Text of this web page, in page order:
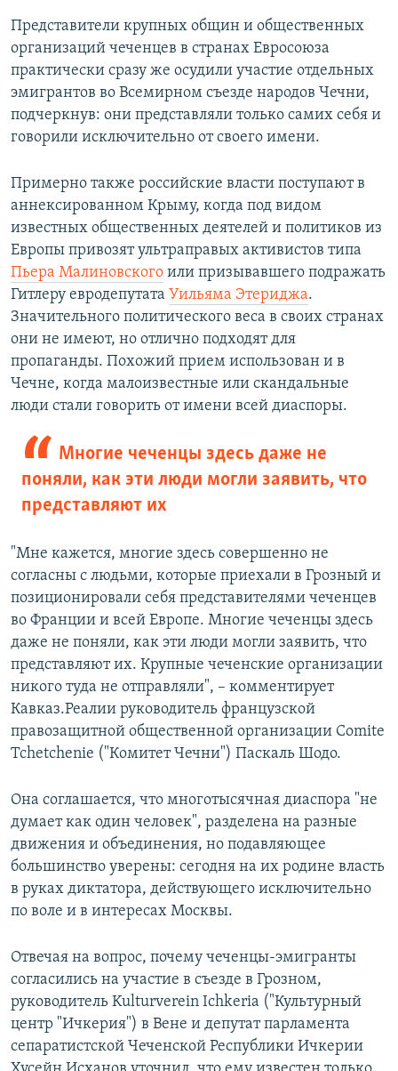
Представители крупных общин и общественных
организаций чеченцев в странах Евросоюза
практически сразу же осудили участие отдельных
эмигрантов во Всемирном съезде народов Чечни,
подчеркнув: они представляли только самих себя и
говорили исключительно от своего имени.
Примерно также российские власти поступают в
аннексированном Крыму, когда под видом
известных общественных деятелей и политиков из
Европы привозят ультраправых активистов типа
Пьера Малиновского или призывавшего подражать
Гитлеру евродепутата Уильяма Этериджа.
Значительного политического веса в своих странах
они не имеют, но отлично подходят для
пропаганды. Похожий прием использован и в
Чечне, когда малоизвестные или скандальные
люди стали говорить от имени всей диаспоры.
Многие чеченцы здесь даже не
поняли, как эти люди могли заявить, что
представляют их
"Мне кажется, многие здесь совершенно не
согласны с людьми, которые приехали в Грозный и
позиционировали себя представителями чеченцев
во Франции и всей Европе. Многие чеченцы здесь
даже не поняли, как эти люди могли заявить, что
представляют их. Крупные чеченские организации
никого туда не отправляли", – комментирует
Кавказ.Реалии руководитель французской
правозащитной общественной организации Comite
Tchetchenie ("Комитет Чечни") Паскаль Шодо.
Она соглашается, что многотысячная диаспора "не
думает как один человек", разделена на разные
движения и объединения, но подавляющее
большинство уверены: сегодня на их родине власть
в руках диктатора, действующего исключительно
по воле и в интересах Москвы.
Отвечая на вопрос, почему чеченцы-эмигранты
согласились на участие в съезде в Грозном,
руководитель Kulturverein Ichkeria ("Культурный
центр "Ичкерия") в Вене и депутат парламента
сепаратистской Чеченской Республики Ичкерии